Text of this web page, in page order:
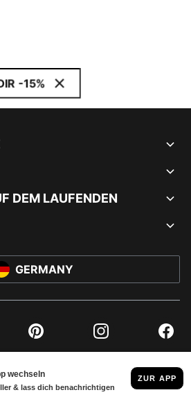
-15%
DEM LAUFENDEN
GERMANY
Pinterest Instagram
GMBH, 2026. ALLE RECHTE VORBEHALTEN
IMPRESSUM UND RECHTLICHE HINWEISE